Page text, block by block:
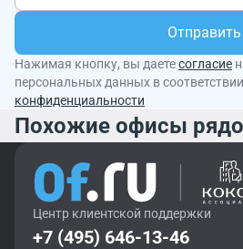
Отправить
Нажимая кнопку, вы даетесогласие
персональных данных в
конфиденциальности
Похожие офисы
Центр клиентской поддержки
+7 (495) 646-13-46